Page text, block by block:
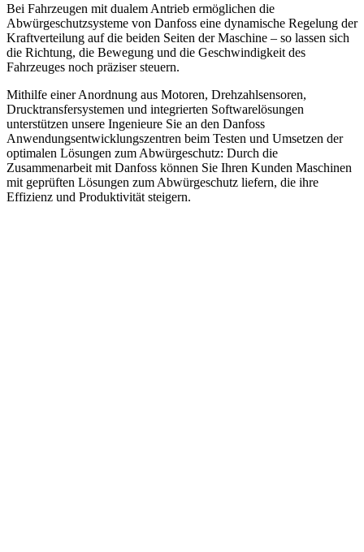
Bei Fahrzeugen mit dualem Antrieb ermöglichen die
Abwürgeschutzsysteme von Danfoss eine dynamische Regelung der
Kraftverteilung auf die beiden Seiten der Maschine – so lassen sich
die Richtung, die Bewegung und die Geschwindigkeit des
Fahrzeuges noch präziser steuern.
Mithilfe einer Anordnung aus Motoren, Drehzahlsensoren,
Drucktransfersystemen und integrierten Softwarelösungen
unterstützen unsere Ingenieure Sie an den Danfoss
Anwendungsentwicklungszentren beim Testen und Umsetzen der
optimalen Lösungen zum Abwürgeschutz: Durch die
Zusammenarbeit mit Danfoss können Sie Ihren Kunden Maschinen
mit geprüften Lösungen zum Abwürgeschutz liefern, die ihre
Effizienz und Produktivität steigern.